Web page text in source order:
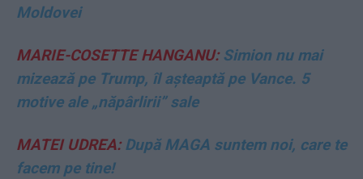
Moldovei
MARIE-COSETTE HANGANU:Simion nu mai
mizează pe Trump, îl așteaptă pe Vance. 5
motive ale „năpârlirii” sale
MATEI UDREA:După MAGA suntem noi, care te
facem pe tine!